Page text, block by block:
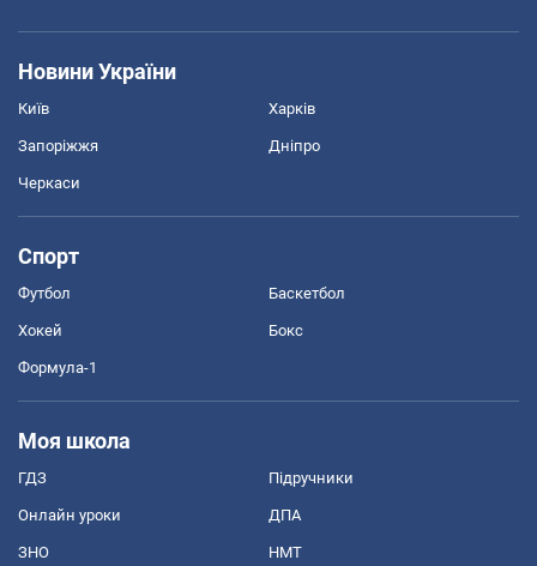
Новини України
Київ Харків
Запоріжжя Дніпро
Черкаси
Спорт
Футбол Баскетбол
Хокей Бокс
Формула-1
Моя школа
ГДЗ Підручники
Онлайн уроки ДПА
ЗНО НМТ